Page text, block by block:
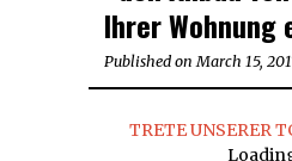
Ihrer Wohnung
Published on March 15,
TRETE UNSERER